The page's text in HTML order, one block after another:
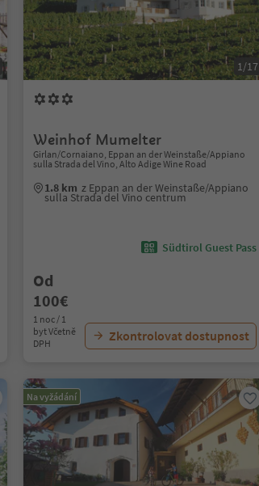
1/17
Weinhof Mumelter
Girlan/Cornaiano, Eppan an der Weinstaße/Appiano
sulla Strada del Vino, Alto Adige Wine Road
1.8 km z Eppan an der Weinstaße/Appiano
sulla Strada del Vino centrum
Südtirol Guest Pass
Od
100€
1 noc / 1
byt Včetně
DPH
Zkontrolovat dostupnost
Na vyžádání